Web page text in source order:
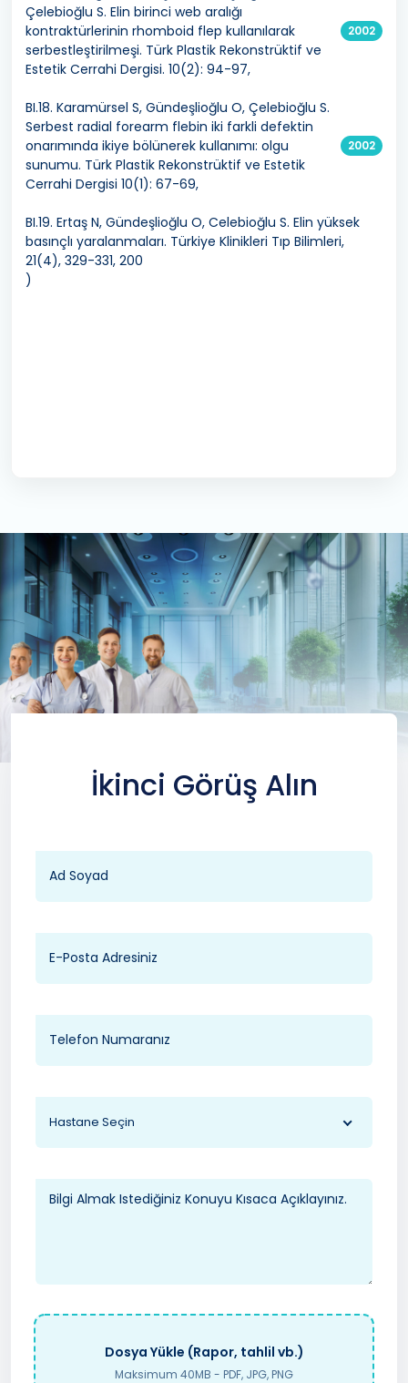
Çelebioğlu S. Elin birinci web aralığı
kontraktürlerinin rhomboid flep kullanılarak
serbestleştirilmeşi. Türk Plastik Rekonstrüktif ve
Estetik Cerrahi Dergisi. 10(2): 94-97,
2002
BI.18. Karamürsel S, Gündeşlioğlu O, Çelebioğlu S.
Serbest radial forearm flebin iki farkli defektin
onarımında ikiye bölünerek kullanımı: olgu
sunumu. Türk Plastik Rekonstrüktif ve Estetik
Cerrahi Dergisi 10(1): 67-69,
2002
BI.19. Ertaş N, Gündeşlioğlu O, Celebioğlu S. Elin yüksek
basınçlı yaralanmaları. Türkiye Klinikleri Tıp Bilimleri,
21(4), 329-331, 200
)
İkinci Görüş Alın
Hastane Seçin
Dosya Yükle (Rapor, tahlil vb.)
Maksimum 40MB - PDF, JPG, PNG